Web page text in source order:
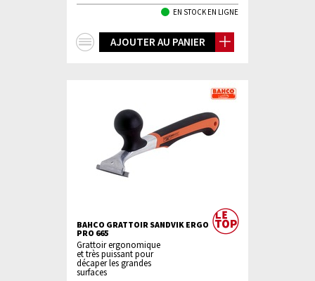
EN STOCK EN LIGNE
AJOUTER AU PANIER
BAHCO GRATTOIR SANDVIK ERGO
PRO 665
Grattoir ergonomique
et très puissant pour
décaper les grandes
surfaces